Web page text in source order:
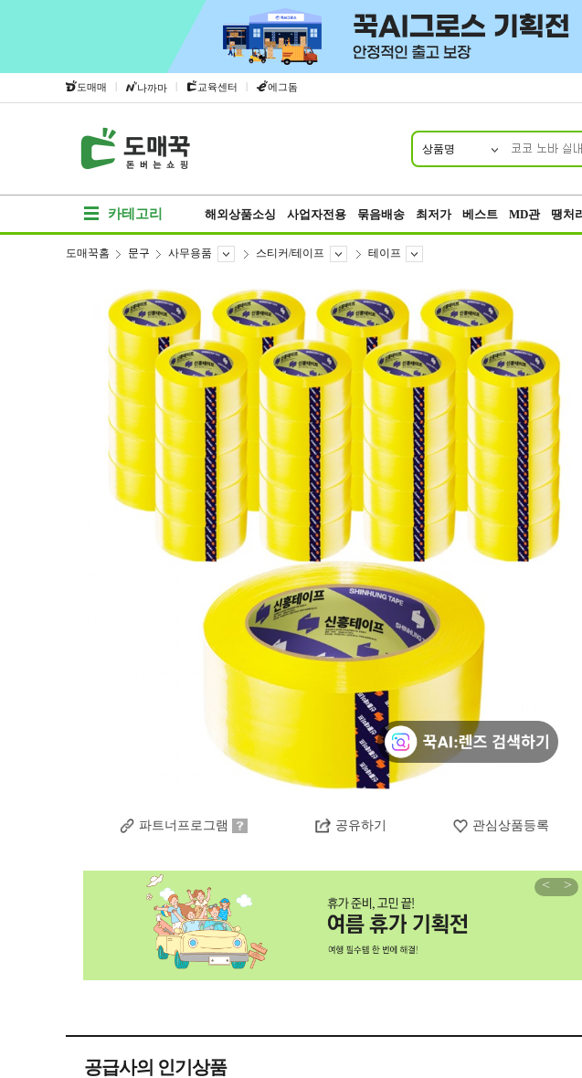
도매매 | 나까마 | 교육센터 | 에그돔
상품명
카테고리 해외상품소싱 사업자전용 묶음배송 최저가 베스트 MD관 땡처리
도매꾹홈 문구 사무용품 스티커/테이프 테이프
파트너프로그램 공유하기 관심상품등록
< >
공급사의 인기상품